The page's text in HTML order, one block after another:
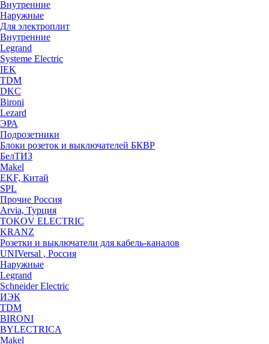
Внутренние
Наружные
Для электроплит
Внутренние
Legrand
Systeme Electric
IEK
TDM
DKC
Bironi
Lezard
ЭРА
Подрозетники
Блоки розеток и выключателей БКВР
БелТИЗ
Makel
EKF, Китай
SPL
Прочие Россия
Arvia, Турция
TOKOV ELECTRIC
KRANZ
Розетки и выключатели для кабель-каналов
UNIVersal , Россия
Наружные
Legrand
Schneider Electric
ИЭК
TDM
BIRONI
BYLECTRICA
Makel